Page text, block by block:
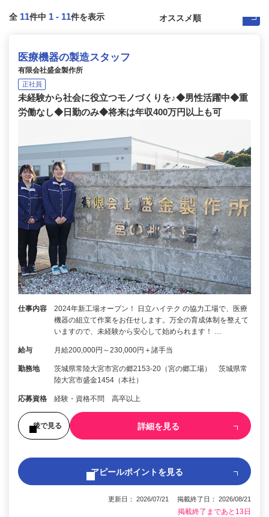
全 11件中 1 - 11件を表示
医療機器の製造スタッフ
有限会社盛金製作所
正社員
未経験から社会に役立つモノづくりを♪◆男性活躍中◆重
労働なし◆日勤のみ◆将来は年収400万円以上も可
仕事内容
2024年新工場オープン！ 日立ハイテク の協力工場で、医療
機器の組立て作業をお任せします。万全の育成体制を整えて
いますので、未経験から安心して始められます！ …
給与 月給200,000円～230,000円＋諸手当
勤務地
茨城県常陸大宮市宮の郷2153-20（宮の郷工場） 茨城県常
陸大宮市盛金1454（本社）
応募資格 経験・資格不問 高卒以上
後で見る 詳細を見る
アピールポイントを見る
更新日： 2026/07/21 掲載終了日： 2026/08/21
掲載終了まであと13日